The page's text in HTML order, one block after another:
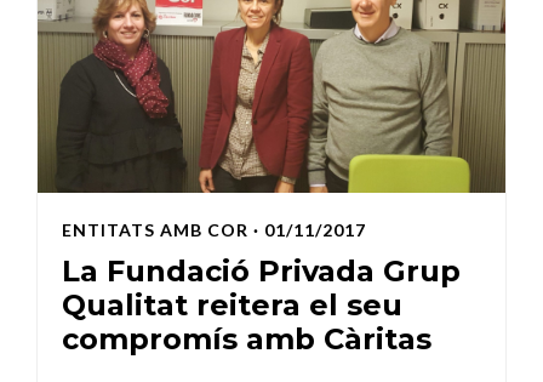
ENTITATS AMB COR · 01/11/2017
La Fundació Privada Grup
Qualitat reitera el seu
compromís amb Càritas